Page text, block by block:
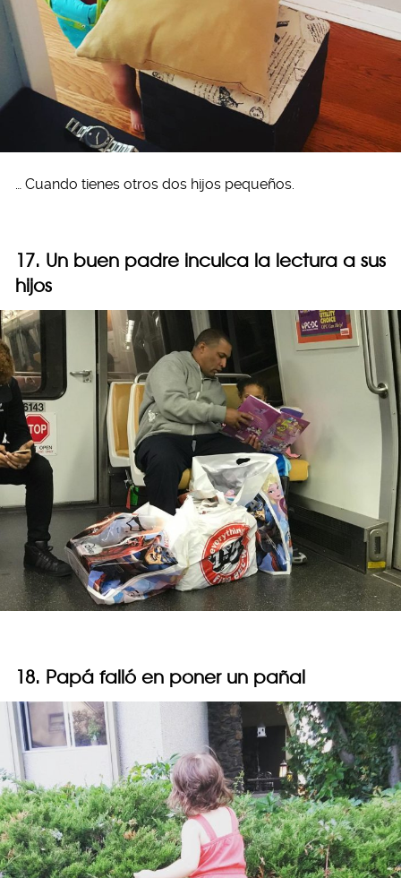
… Cuando tienes otros dos hijos pequeños.
17. Un buen padre inculca la lectura a sus
hijos
18. Papá falló en poner un pañal